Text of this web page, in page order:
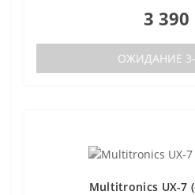
3 390
ОЖИДАНИЕ
Multitronics UX-7